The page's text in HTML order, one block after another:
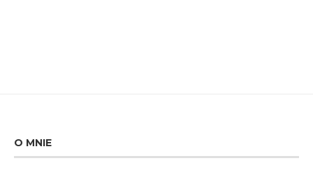
O MNIE